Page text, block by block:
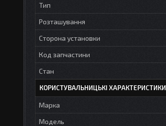
Тип
Розташування
Сторона установки
Код запчастини
Стан
КОРИСТУВАЛЬНИЦЬКІ ХАРАКТЕРИСТИКИ
Марка
Модель